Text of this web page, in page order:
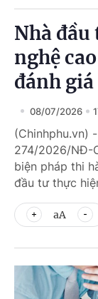
Nhà
nghệ
đánh
08/07/2026
(Chinhphu.vn)
274/2026/NĐ-
biện pháp thi
đầu tư thực
aA